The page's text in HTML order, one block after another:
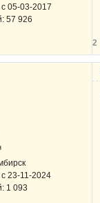
05-03-2017
57 926
2
23-11-2024
1 093